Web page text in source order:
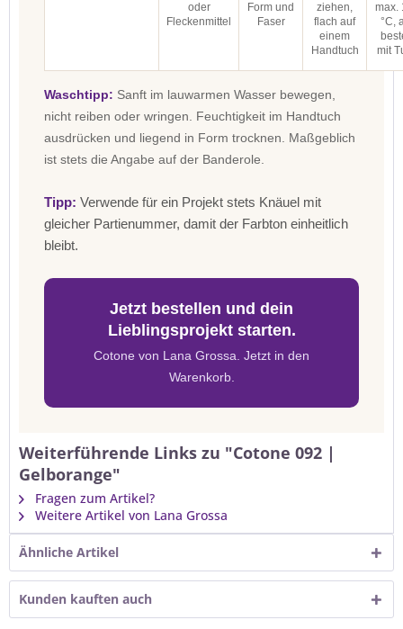
oder
Fleckenmittel
Form und
Faser
ziehen,
flach auf
einem
Handtuch
max.
°C,
mit
Waschtipp: Sanft im lauwarmen Wasser bewegen,
nicht reiben oder wringen. Feuchtigkeit im Handtuch
ausdrücken und liegend in Form trocknen. Maßgeblich
ist stets die Angabe auf der Banderole.
Tipp: Verwende für ein Projekt stets Knäuel mit
gleicher Partienummer, damit der Farbton einheitlich
bleibt.
Jetzt bestellen und dein
Lieblingsprojekt starten.
Cotone von Lana Grossa. Jetzt in den
Warenkorb.
Weiterführende Links zu "Cotone 092 |
Gelborange"
Fragen zum Artikel?
Weitere Artikel von Lana Grossa
Ähnliche Artikel
Kunden kauften auch